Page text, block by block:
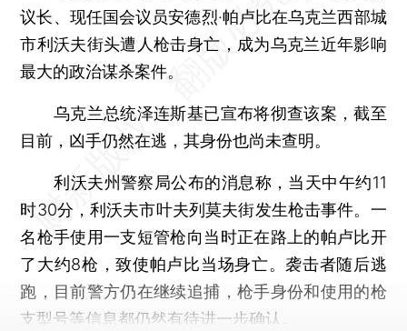
议长、现任国会议员安德烈·帕卢比在乌克兰西部城
市利沃夫街头遭人枪击身亡，成为乌克兰近年影响
最大的政治谋杀案件。
乌克兰总统泽连斯基已宣布将彻查该案，截至
目前，凶手仍然在逃，其身份也尚未查明。
利沃夫州警察局公布的消息称，当天中午约11
时30分，利沃夫市叶夫列莫夫街发生枪击事件。一
名枪手使用一支短管枪向当时正在路上的帕卢比开
了大约8枪，致使帕卢比当场身亡。袭击者随后逃
跑，目前警方仍在继续追捕，枪手身份和使用的枪
支型号等信息都仍然有待进一步确认。